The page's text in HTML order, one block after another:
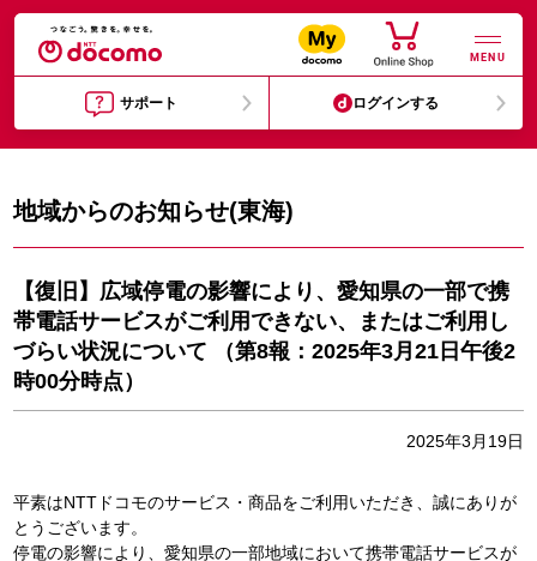
MENU
サポート ログインする
地域からのお知らせ(東海)
【復旧】広域停電の影響により、愛知県の一部で携
帯電話サービスがご利用できない、またはご利用し
づらい状況について （第8報：2025年3月21日午後2
時00分時点）
2025年3月19日
平素はNTTドコモのサービス・商品をご利用いただき、誠にありが
とうございます。
停電の影響により、愛知県の一部地域において携帯電話サービスが